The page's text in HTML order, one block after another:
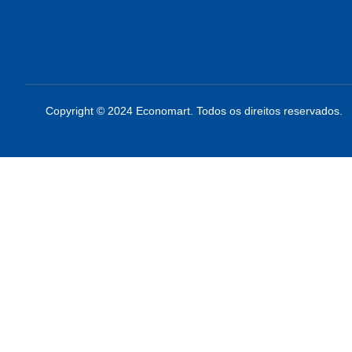
Copyright © 2024 Economart. Todos os direitos reservados.